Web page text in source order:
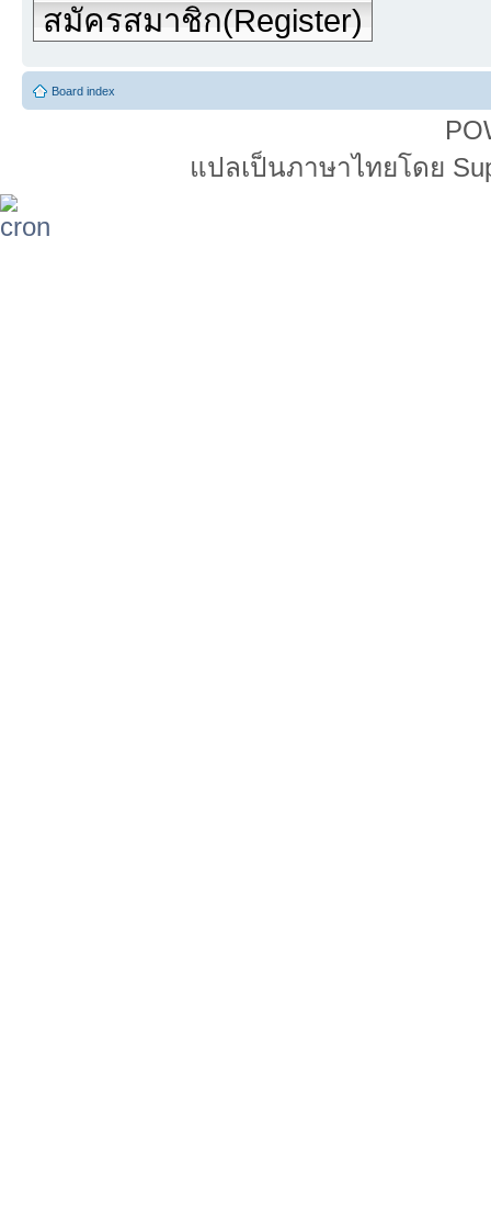
สมัครสมาชิก(Register)
Board index
แปลเป็นภาษาไทยโดย